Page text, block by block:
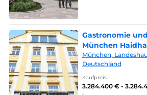
Gastronomie
München
München,
Deutschland
Kaufpreis:
3.284.400 € -